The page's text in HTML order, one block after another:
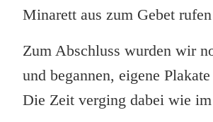
Minarett aus zum Gebet
Zum Abschluss wurden wir
und begannen, eigene
Die Zeit verging dabei wie